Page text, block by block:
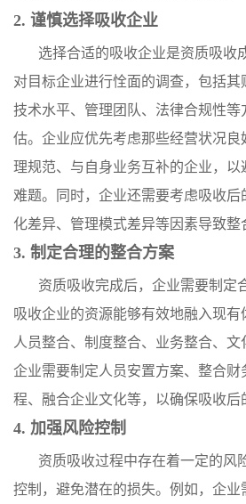
2. 谨慎选择吸收企业
选择合适的吸收企业是资质吸收
对目标企业进行恮面的调查，包括其
技术水平、管理团队、法律合规性等
估。企业应优先考虑那些经营状况良
理规范、与自身业务互补的企业，
难题。同时，企业还需要考虑吸收
化差异、管理模式差异等因素导致整
3. 制定合理的整合方案
资质吸收完成后，企业需要制定
吸收企业的资源能够有效地融入现
人员整合、制度整合、业务整合、文
企业需要制定人员安置方案、整合财
程、融合企业文化等，以确保吸收后
4. 加强风险控制
资质吸收过程中存在着一定的风
控制，避免潜在的损失。例如，企业